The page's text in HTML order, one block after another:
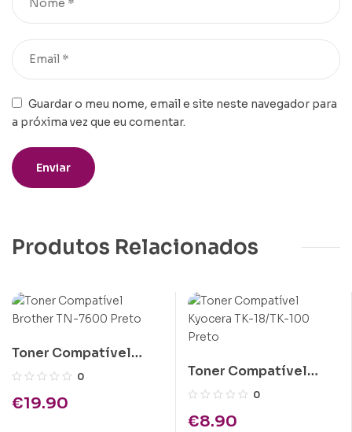
Guardar o meu nome, email e site neste navegador para
a próxima vez que eu comentar.
Produtos Relacionados
Toner Compatível
Brother TN-7600
0
€19.90
Toner Compatível
Kyocera TK-18/TK-100
0
€8.90